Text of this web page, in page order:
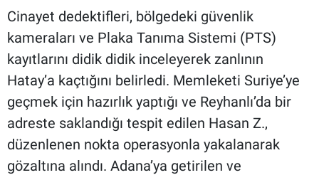
Cinayet dedektifleri, bölgedeki güvenlik
kameraları ve Plaka Tanıma Sistemi (PTS)
kayıtlarını didik didik inceleyerek zanlının
Hatay’a kaçtığını belirledi. Memleketi Suriye’ye
geçmek için hazırlık yaptığı ve Reyhanlı’da bir
adreste saklandığı tespit edilen Hasan Z.,
düzenlenen nokta operasyonla yakalanarak
gözaltına alındı. Adana’ya getirilen ve